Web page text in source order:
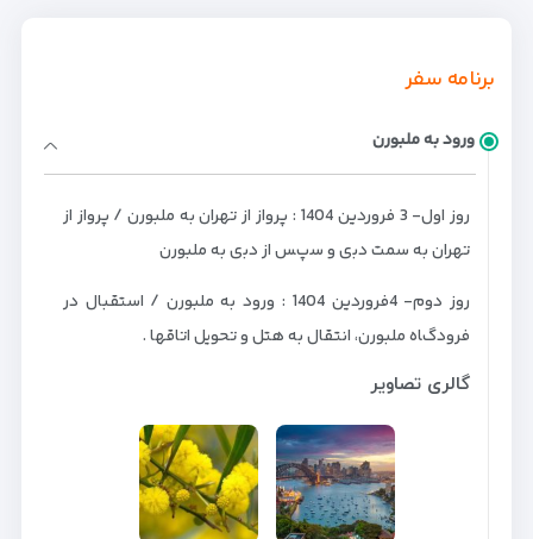
برنامه سفر
ورود به ملبورن
روز اول- 3 ﻓﺮوردﯾﻦ 1404 : پرواز از ﺗﻬﺮان ﺑﻪ ﻣﻠﺒﻮرن / پرواز از
ﺗﻬﺮان ﺑﻪ ﺳﻤﺖ دﺑی و ﺳپﺲ از دﺑی ﺑﻪ ﻣﻠﺒﻮرن
روز دوم- 4ﻓﺮوردﯾﻦ 1404 : ورود ﺑﻪ ﻣﻠﺒﻮرن / اﺳﺘﻘﺒﺎل در
ﻓﺮودگﺎه ﻣﻠﺒﻮرن، اﻧﺘﻘﺎل ﺑﻪ ﻫﺘﻞ و تحویل اتاقها .
گالری تصاویر